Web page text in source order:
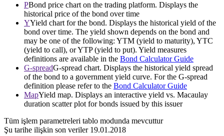
PBond price chart on the trading platform. Displays the
historical price of the bond over time
YYield chart for the bond. Displays the historical yield of the
bond over time. The yield shown depends on the bond and
may be one of the following: YTM (yield to maturity), YTC
(yield to call), or YTP (yield to put). Yield measures
definitions are available in the Bond Calculator Guide
G-spreadG-spread chart. Displays the historical yield spread
of the bond to a government yield curve. For the G-spread
definition please refer to the Bond Calculator Guide
MapYield map. Displays an interactive yield vs. Macaulay
duration scatter plot for bonds issued by this issuer
Tüm işlem parametreleri tablo modunda mevcuttur
Şu tarihe ilişkin son veriler 19.01.2018